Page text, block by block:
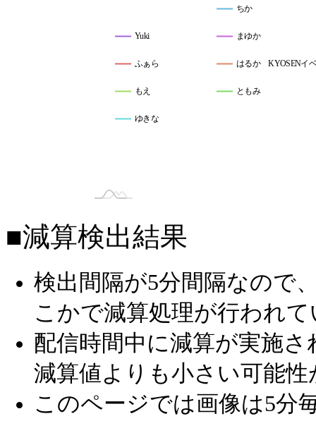
ちか
Yuki まゆか
ふぁら はるか KYOSENイ
もえ ともみ
ゆきな
■減算検出結果
検出間隔が5分間隔なので
こかで減算処理が行われ
配信時間中に減算が実施
減算値よりも小さい可能
このページでは画像は5分